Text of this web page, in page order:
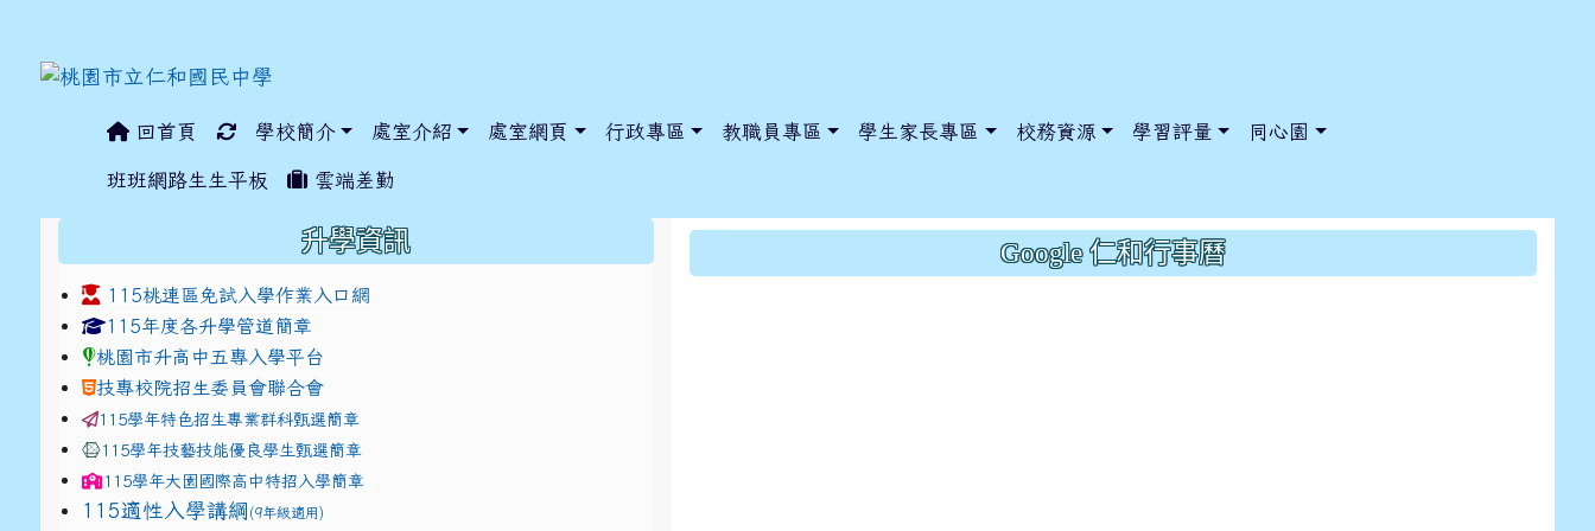
回首頁 學校簡介 處室介紹 處室網頁 行政專區 教職員專區 學生家長專區 校務資源 學習評量 同心園
班班網路生生平板 雲端差勤
津味更改11/27菜單:原蜜汁甜不辣/貢丸改為雞塊+薯
Google 仁和行事曆
升學資訊
115桃連區免試入學作業入口網
link to https://www.jhjhs.tyc.edu.tw/modules/tadnews/index.php?nsn=5425
115年度各升學管道簡章link to http://tyc.entry.edu.tw/NoExamImitate_TL/NoExamImitateHome/Page/Public/ChooseSys?s=05 style=font-size: 1rem; background-
link to http://tyc.entry.edu.tw/NoExamImitate_TL/NoExamImitateHome/Page/Public/ChooseSys?s=05 style=font-size: 1rem; background-
桃園市升高中五專入學平台
技專校院招生委員會聯合會
115學年特色招生專業群科甄選簡章
115學年技藝技能優良學生甄選簡章
115學年大園國際高中特招入學簡章
115適性入學講綱 (9年級適用)